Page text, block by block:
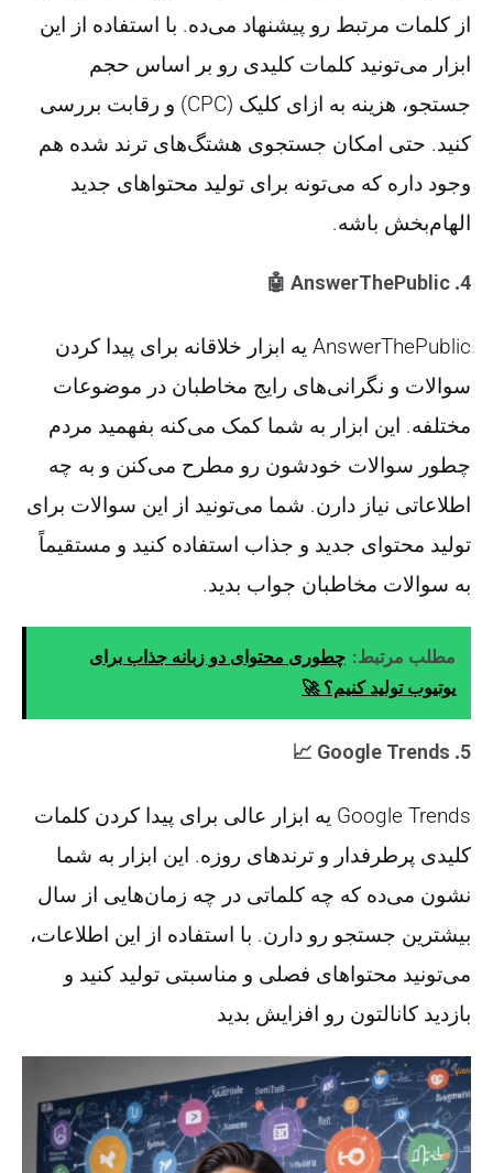
از کلمات مرتبط رو پیشنهاد می‌ده. با استفاده از این
ابزار می‌تونید کلمات کلیدی رو بر اساس حجم
جستجو، هزینه به ازای کلیک (CPC) و رقابت بررسی
کنید. حتی امکان جستجوی هشتگ‌های ترند شده هم
وجود داره که می‌تونه برای تولید محتواهای جدید
الهام‌بخش باشه​.
4.
AnswerThePublic
🤖
AnswerThePublic یه ابزار خلاقانه برای پیدا کردن
سوالات و نگرانی‌های رایج مخاطبان در موضوعات
مختلفه. این ابزار به شما کمک می‌کنه بفهمید مردم
چطور سوالات خودشون رو مطرح می‌کنن و به چه
اطلاعاتی نیاز دارن. شما می‌تونید از این سوالات برای
تولید محتوای جدید و جذاب استفاده کنید و مستقیماً
به سوالات مخاطبان جواب بدید​.
مطلب مرتبط: چطوری محتوای دو زبانه جذاب برای
یوتیوب تولید کنیم؟ 🚀
5.
Google Trends
📈
Google Trends یه ابزار عالی برای پیدا کردن کلمات
کلیدی پرطرفدار و ترندهای روزه. این ابزار به شما
نشون می‌ده که چه کلماتی در چه زمان‌هایی از سال
بیشترین جستجو رو دارن. با استفاده از این اطلاعات،
می‌تونید محتواهای فصلی و مناسبتی تولید کنید و
بازدید کانالتون رو افزایش بدید​